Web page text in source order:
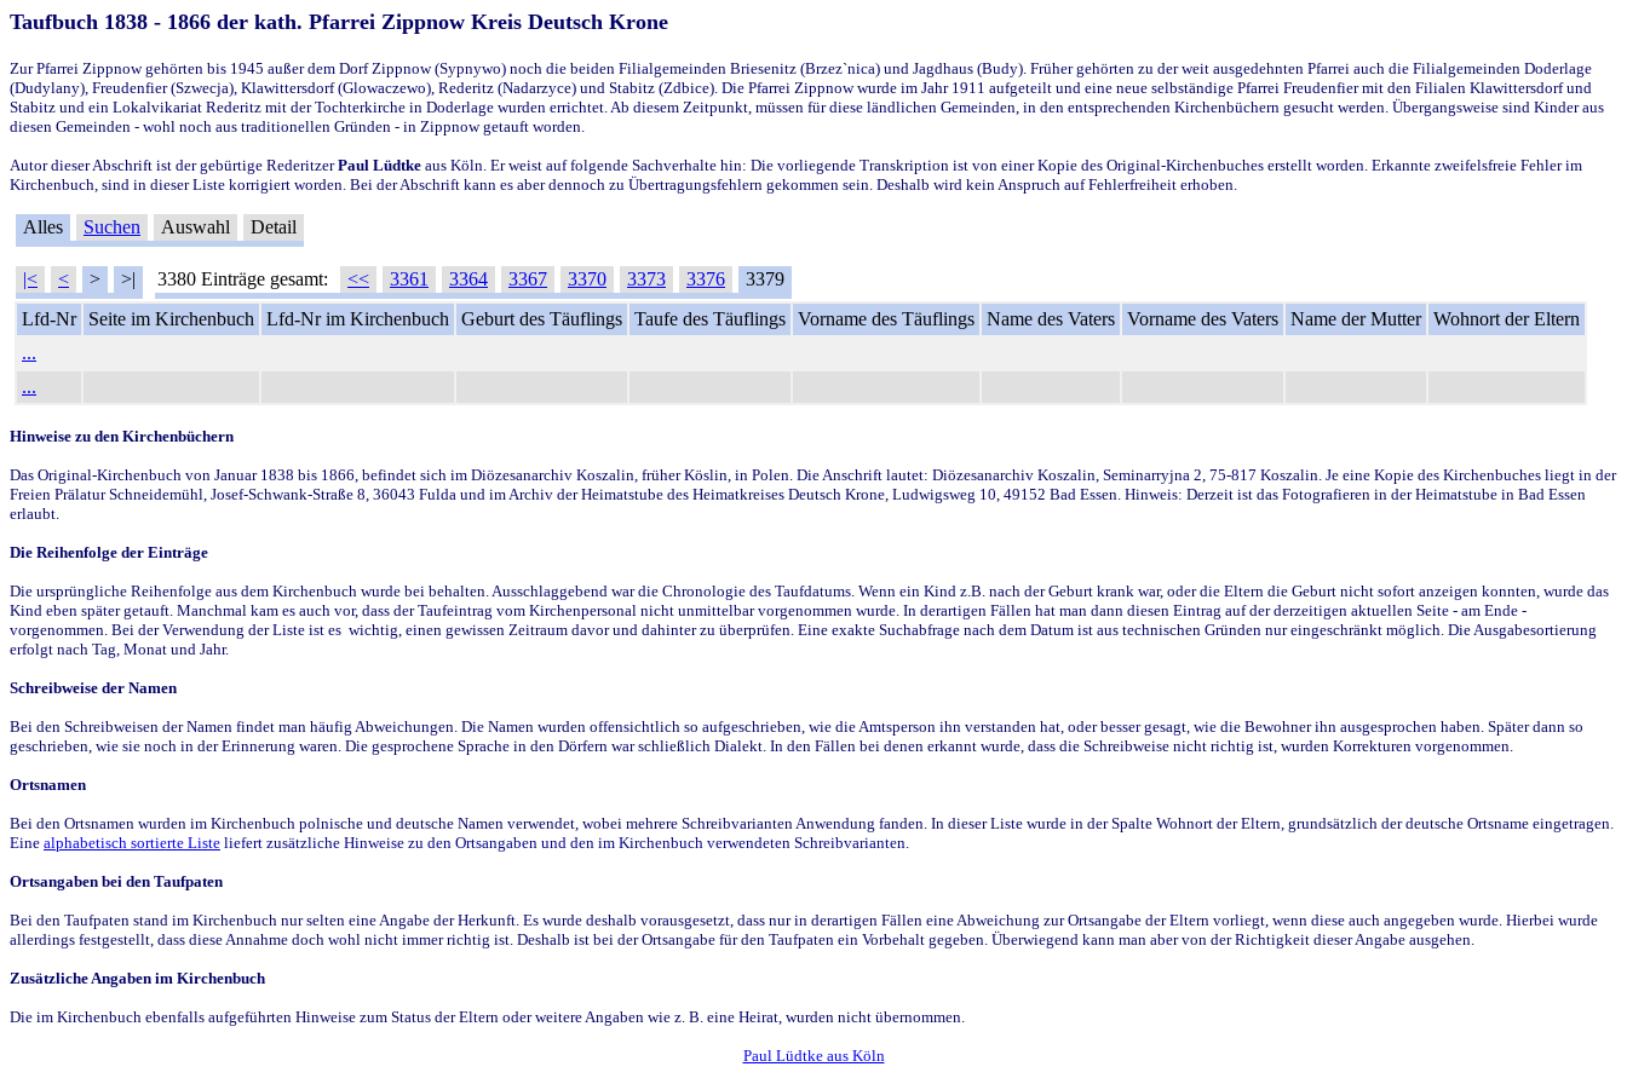
Taufbuch 1838 - 1866 der kath. Pfarrei Zippnow Kreis Deutsch Krone
Zur Pfarrei Zippnow gehörten bis 1945 außer dem Dorf Zippnow (Sypnywo) noch die beiden Filialgemeinden Briesenitz (Brzez`nica) und Jagdhaus (Budy). Früher gehörten zu der weit ausgedehnten Pfarrei auch die Filialgemeinden Doderlage
(Dudylany), Freudenfier (Szwecja), Klawittersdorf (Glowaczewo), Rederitz (Nadarzyce) und Stabitz (Zdbice). Die Pfarrei Zippnow wurde im Jahr 1911 aufgeteilt und eine neue selbständige Pfarrei Freudenfier mit den Filialen Klawittersdorf und
Stabitz und ein Lokalvikariat Rederitz mit der Tochterkirche in Doderlage wurden errichtet. Ab diesem Zeitpunkt, müssen für diese ländlichen Gemeinden, in den entsprechenden Kirchenbüchern gesucht werden. Übergangsweise sind Kinder aus
diesen Gemeinden - wohl noch aus traditionellen Gründen - in Zippnow getauft worden.
Autor dieser Abschrift ist der gebürtige RederitzerPaul Lüdtke aus Köln. Er weist auf folgende Sachverhalte hin: Die vorliegende Transkription ist von einer Kopie des Original-Kirchenbuches erstellt worden. Erkannte zweifelsfreie Fehler im
Kirchenbuch, sind in dieser Liste korrigiert worden. Bei der Abschrift kann es aber dennoch zu Übertragungsfehlern gekommen sein. Deshalb wird kein Anspruch auf Fehlerfreiheit erhoben.
Alles Suchen Auswahl Detail
|< < > >| 3380 Einträge gesamt: << 3361 3364 3367 3370 3373 3376
3379
Lfd-Nr
Seite im Kirchenbuch Lfd-Nr im Kirchenbuch Geburt des Täuflings Taufe des Täuflings Vorname des Täuflings Name des Vaters Vorname des Vaters Name der Mutter Wohnort der Eltern
...
...
Hinweise zu den Kirchenbüchern
Das Original-Kirchenbuch von Januar 1838 bis 1866, befindet sich im Diözesanarchiv Koszalin, früher Köslin, in Polen. Die Anschrift lautet: Diözesanarchiv Koszalin, Seminarryjna 2, 75-817 Koszalin. Je eine Kopie des Kirchenbuches liegt in der
Freien Prälatur Schneidemühl, Josef-Schwank-Straße 8, 36043 Fulda und im Archiv der Heimatstube des Heimatkreises Deutsch Krone, Ludwigsweg 10, 49152 Bad Essen. Hinweis: Derzeit ist das Fotografieren in der Heimatstube in Bad Essen
erlaubt.
Die Reihenfolge der Einträge
Die ursprüngliche Reihenfolge aus dem Kirchenbuch wurde bei behalten. Ausschlaggebend war die Chronologie des Taufdatums. Wenn ein Kind z.B. nach der Geburt krank war, oder die Eltern die Geburt nicht sofort anzeigen konnten, wurde das
Kind eben später getauft. Manchmal kam es auch vor, dass der Taufeintrag vom Kirchenpersonal nicht unmittelbar vorgenommen wurde. In derartigen Fällen hat man dann diesen Eintrag auf der derzeitigen aktuellen Seite - am Ende -
vorgenommen. Bei der Verwendung der Liste ist es wichtig, einen gewissen Zeitraum davor und dahinter zu überprüfen. Eine exakte Suchabfrage nach dem Datum ist aus technischen Gründen nur eingeschränkt möglich. Die Ausgabesortierung
erfolgt nach Tag, Monat und Jahr.
Schreibweise der Namen
Bei den Schreibweisen der Namen findet man häufig Abweichungen. Die Namen wurden offensichtlich so aufgeschrieben, wie die Amtsperson ihn verstanden hat, oder besser gesagt, wie die Bewohner ihn ausgesprochen haben. Später dann so
geschrieben, wie sie noch in der Erinnerung waren. Die gesprochene Sprache in den Dörfern war schließlich Dialekt. In den Fällen bei denen erkannt wurde, dass die Schreibweise nicht richtig ist, wurden Korrekturen vorgenommen.
Ortsnamen
Bei den Ortsnamen wurden im Kirchenbuch polnische und deutsche Namen verwendet, wobei mehrere Schreibvarianten Anwendung fanden. In dieser Liste wurde in der Spalte Wohnort der Eltern, grundsätzlich der deutsche Ortsname eingetragen.
Eine alphabetisch sortierte Liste liefert zusätzliche Hinweise zu den Ortsangaben und den im Kirchenbuch verwendeten Schreibvarianten.
Ortsangaben bei den Taufpaten
Bei den Taufpaten stand im Kirchenbuch nur selten eine Angabe der Herkunft. Es wurde deshalb vorausgesetzt, dass nur in derartigen Fällen eine Abweichung zur Ortsangabe der Eltern vorliegt, wenn diese auch angegeben wurde. Hierbei wurde
allerdings festgestellt, dass diese Annahme doch wohl nicht immer richtig ist. Deshalb ist bei der Ortsangabe für den Taufpaten ein Vorbehalt gegeben. Überwiegend kann man aber von der Richtigkeit dieser Angabe ausgehen.
Zusätzliche Angaben im Kirchenbuch
Die im Kirchenbuch ebenfalls aufgeführten Hinweise zum Status der Eltern oder weitere Angaben wie z. B. eine Heirat, wurden nicht übernommen.
Paul Lüdtke aus Köln